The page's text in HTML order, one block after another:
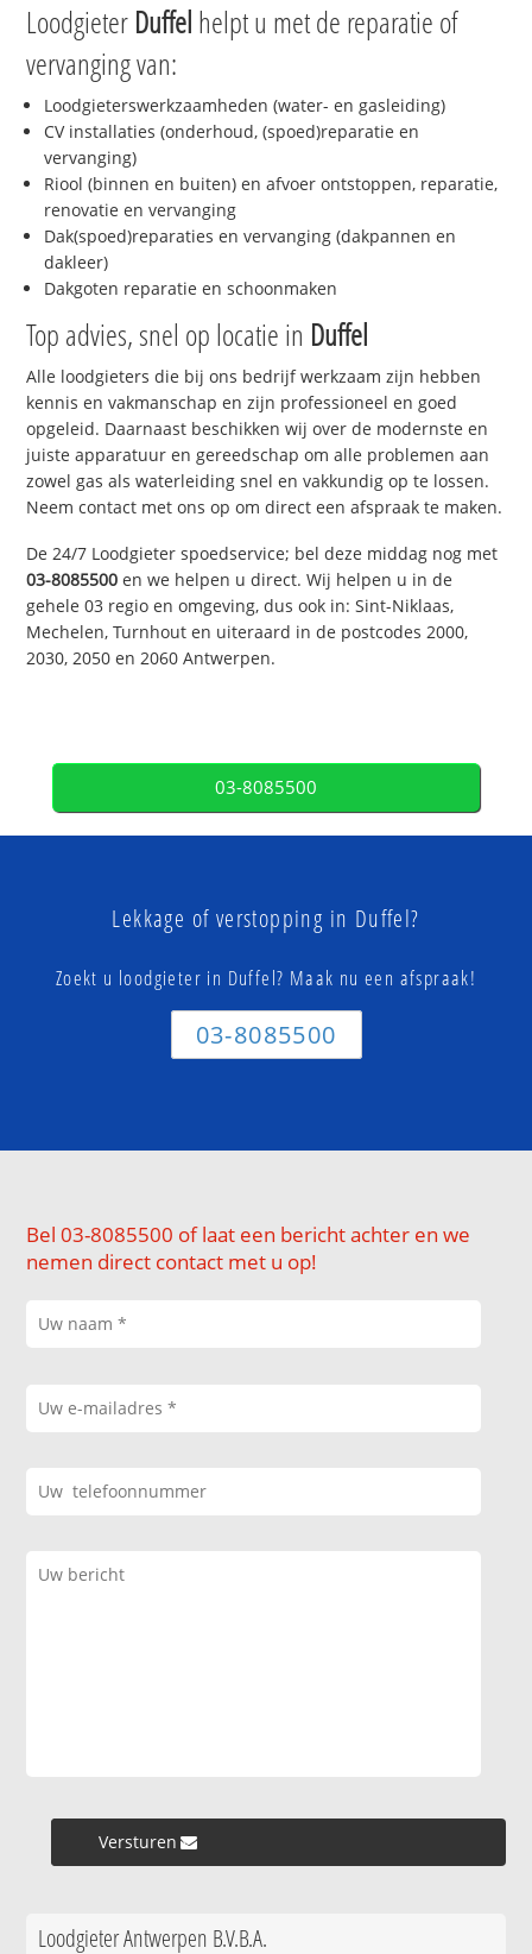
Loodgieter Duffel helpt u met de reparatie of
vervanging van:
Loodgieterswerkzaamheden (water- en gasleiding)
CV installaties (onderhoud, (spoed)reparatie en
vervanging)
Riool (binnen en buiten) en afvoer ontstoppen, reparatie,
renovatie en vervanging
Dak(spoed)reparaties en vervanging (dakpannen en
dakleer)
Dakgoten reparatie en schoonmaken
Top advies, snel op locatie in Duffel
Alle loodgieters die bij ons bedrijf werkzaam zijn hebben
kennis en vakmanschap en zijn professioneel en goed
opgeleid. Daarnaast beschikken wij over de modernste en
juiste apparatuur en gereedschap om alle problemen aan
zowel gas als waterleiding snel en vakkundig op te lossen.
Neem contact met ons op om direct een afspraak te maken.
De 24/7 Loodgieter spoedservice; bel deze middag nog met
03-8085500 en we helpen u direct. Wij helpen u in de
gehele 03 regio en omgeving, dus ook in: Sint-Niklaas,
Mechelen, Turnhout en uiteraard in de postcodes 2000,
2030, 2050 en 2060 Antwerpen.
03-8085500
Lekkage of verstopping in Duffel?
Zoekt u loodgieter in Duffel? Maak nu een afspraak!
03-8085500
Bel 03-8085500 of laat een bericht achter en we
nemen direct contact met u op!
Versturen »
Loodgieter Antwerpen B.V.B.A.